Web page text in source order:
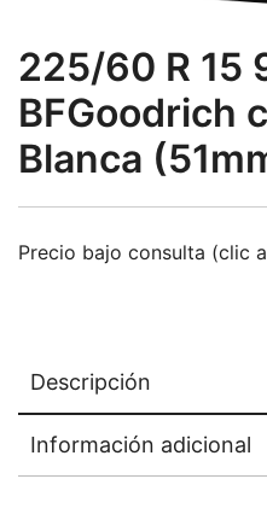
225/60 R 15
BFGoodrich
Blanca
Precio bajo consulta (clic
Descripción
Información adicional